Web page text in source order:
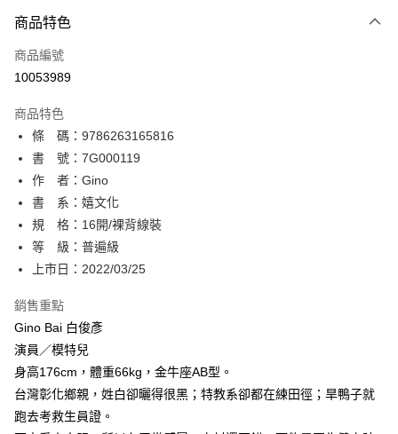
信用卡一次付款
超商取貨付款
相關說明
【關於「AFTEE先享後付」】
AFTEE先享後付是「在收到商品之後才付款」的支付方式。 讓您購物簡單
便利好安心！
１．簡單：不需註冊會員、不需綁卡、不需儲值。
２．便利：只要手機號碼，簡訊認證，即可結帳。
３．安心：先確認商品／服務後，再付款。
【「AFTEE先享後付」結帳流程】
１．於結帳方式選擇「AFTEE先享後付」後，將跳轉至「AFTEE先享後付」
２．訂單成立數日內，您將收到繳費通知簡訊。
ATM／網路銀行／等多元方式進行付款，方視為交易完成。
※ 請注意：結帳手續完成當下不需立刻繳費，但若您需要取消訂單，請聯絡
購買商品的店家。未經商家同意取消之訂單仍視為有效，需透過AFTEE先享
後付繳納相關費用。
※ 交易是否成功請以「AFTEE先享後付 」之結帳頁面顯示為準，若有關於
是否繳費成功／繳費後需取消欲退款等相關疑問，請聯繫「AFTEE先享後付
ATM付款
運送方式
全家取貨付款
每筆NT$80，滿NT$500(含以上)免運費
每筆NT$80，滿NT$500(含以上)免運費
每筆NT$80，滿NT$500(含以上)免運費
付款後萊爾富取貨
每筆NT$80，滿NT$500(含以上)免運費
商品特色
商品編號
10053989
商品特色
條 碼：9786263165816
書 號：7G000119
作 者：Gino
書 系：嬉文化
規 格：16開/裸背線裝
等 級：普遍級
上市日：2022/03/25
銷售重點
Gino Bai 白俊彥
演員／模特兒
身高176cm，體重66kg，金牛座AB型。
台灣彰化鄉親，姓白卻曬得很黑；特教系卻都在練田徑；旱鴨子就
跑去考救生員證。